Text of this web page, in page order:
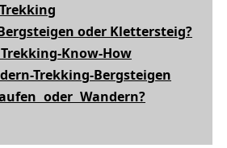
oder Klettersteig?
Know-How
Trekking-Bergsteigen
oder Wandern?